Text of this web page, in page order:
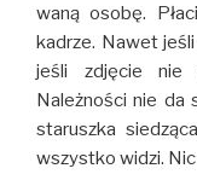
waną osobę.
kadrze. Nawet
jeśli zdjęcie nie
Należności nie da
staruszka
wszystko widzi. Nic